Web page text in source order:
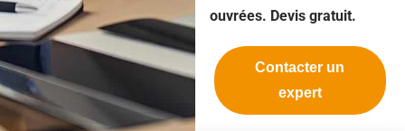
ouvrées. Devis gratuit.
Contacter un
expert